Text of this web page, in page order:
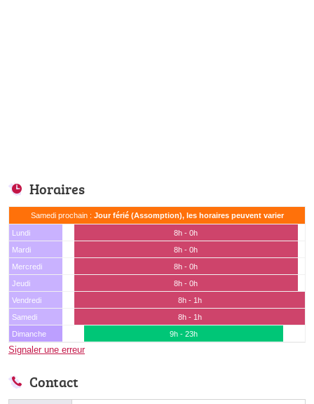
Horaires
Samedi prochain : Jour férié (Assomption), les horaires peuvent varier
Lundi
8h - 0h
Mardi
8h - 0h
Mercredi
8h - 0h
Jeudi
8h - 0h
Vendredi
8h - 1h
Samedi
8h - 1h
Dimanche
9h - 23h
Signaler une erreur
Contact